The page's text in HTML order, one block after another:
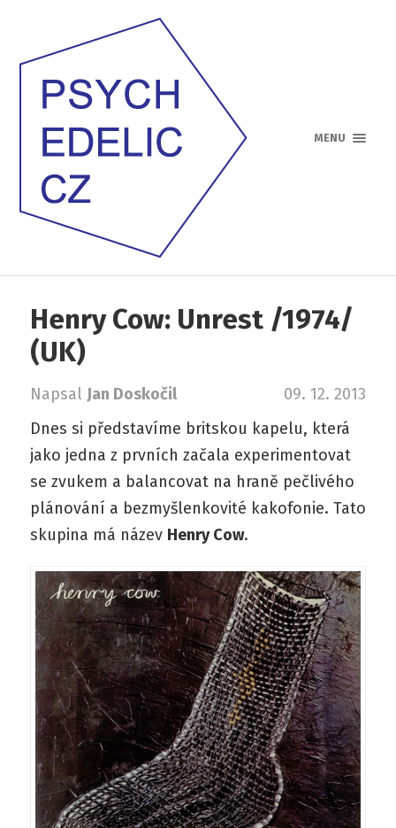
MENU
Henry Cow: Unrest /1974/
(UK)
Napsal Jan Doskočil
09. 12. 2013
Dnes si představíme britskou kapelu, která
jako jedna z prvních začala experimentovat
se zvukem a balancovat na hraně pečlivého
plánování a bezmyšlenkovité kakofonie. Tato
skupina má název Henry Cow.